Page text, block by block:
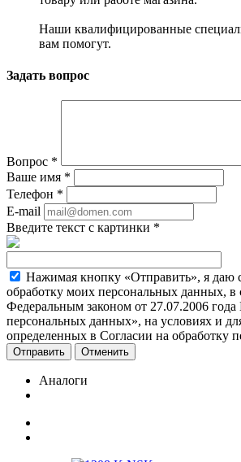
Наши квалифицированные
вам помогут.
Задать вопрос
Вопрос *
Ваше имя *
Телефон *
E-mail
Введите текст с картинки *
Нажимая кнопку «Отправить», я даю
обработку моих персональных данных, в
Федеральным законом от 27.07.2006
персональных данных», на условиях и
определенных в Согласии на обработку
Отменить
Аналоги